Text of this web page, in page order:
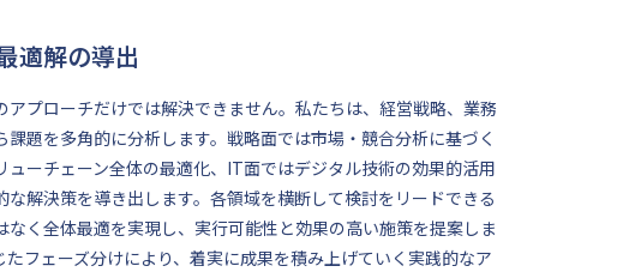
適解の導出
プローチだけでは解決できません。私たちは、経営戦略、業務
題を多角的に分析します。戦略面では市場・競合分析に基づく
ーチェーン全体の最適化、IT面ではデジタル技術の効果的活用
解決策を導き出します。各領域を横断して検討をリードできる
く全体最適を実現し、実行可能性と効果の高い施策を提案しま
フェーズ分けにより、着実に成果を積み上げていく実践的なア